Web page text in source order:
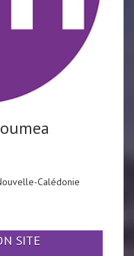
Calédonie
SITE